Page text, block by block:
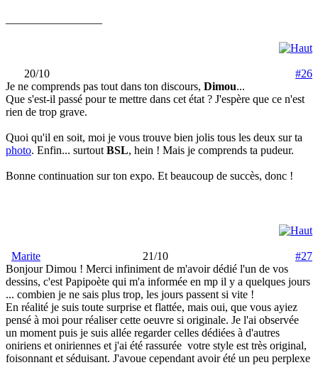
20/10
#26
Je ne comprends pas tout dans ton discours, Dimou...
Que s'est-il passé pour te mettre dans cet état ? J'espère que ce n'est
rien de trop grave.
Quoi qu'il en soit, moi je vous trouve bien jolis tous les deux sur ta
photo. Enfin... surtout BSL, hein ! Mais je comprends ta pudeur.
Bonne continuation sur ton expo. Et beaucoup de succès, donc !
Marite 21/10
#27
Bonjour Dimou ! Merci infiniment de m'avoir dédié l'un de vos
dessins, c'est Papipoète qui m'a informée en mp il y a quelques jours
... combien je ne sais plus trop, les jours passent si vite !
En réalité je suis toute surprise et flattée, mais oui, que vous ayiez
pensé à moi pour réaliser cette oeuvre si originale. Je l'ai observée
un moment puis je suis allée regarder celles dédiées à d'autres
oniriens et oniriennes et j'ai été rassurée votre style est très original,
foisonnant et séduisant. J'avoue cependant avoir été un peu perplexe